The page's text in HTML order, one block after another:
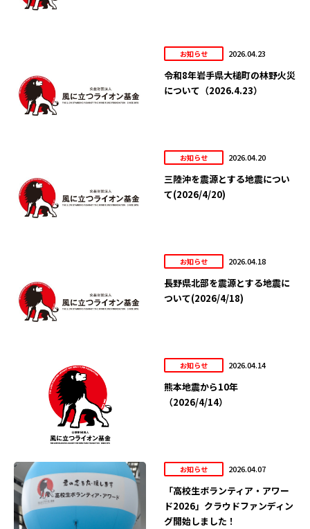
お知らせ 2026.04.23
令和8年岩手県大槌町の林野火災
について（2026.4.23）
お知らせ 2026.04.20
三陸沖を震源とする地震につい
て(2026/4/20)
お知らせ 2026.04.18
長野県北部を震源とする地震に
ついて(2026/4/18)
お知らせ 2026.04.14
熊本地震から10年
（2026/4/14）
お知らせ 2026.04.07
「高校生ボランティア・アワー
ド2026」クラウドファンディン
グ開始しました！